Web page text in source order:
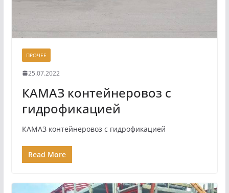
ПРОЧЕЕ
25.07.2022
КАМАЗ контейнеровоз с
гидрофикацией
КАМАЗ контейнеровоз с гидрофикацией
Read More